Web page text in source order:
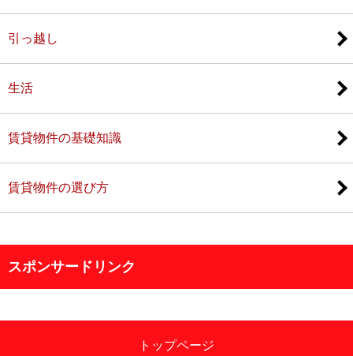
引っ越し
生活
賃貸物件の基礎知識
賃貸物件の選び方
スポンサードリンク
トップページ